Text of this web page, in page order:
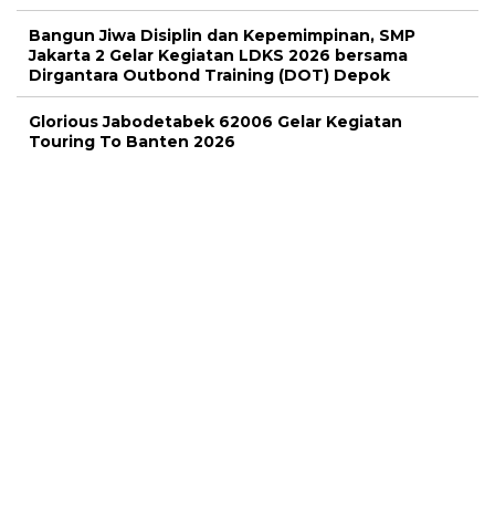
Bangun Jiwa Disiplin dan Kepemimpinan, SMP
Jakarta 2 Gelar Kegiatan LDKS 2026 bersama
Dirgantara Outbond Training (DOT) Depok
Glorious Jabodetabek 62006 Gelar Kegiatan
Touring To Banten 2026